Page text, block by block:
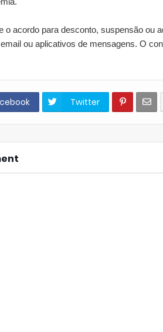
o acordo para desconto, suspensão ou
ou aplicativos de mensagens. O
Twitter